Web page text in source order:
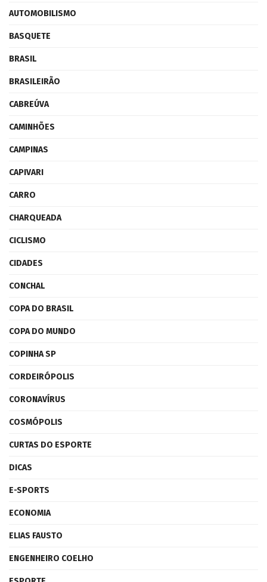
AUTOMOBILISMO
BASQUETE
BRASIL
BRASILEIRÃO
CABREÚVA
CAMINHÕES
CAMPINAS
CAPIVARI
CARRO
CHARQUEADA
CICLISMO
CIDADES
CONCHAL
COPA DO BRASIL
COPA DO MUNDO
COPINHA SP
CORDEIRÓPOLIS
CORONAVÍRUS
COSMÓPOLIS
CURTAS DO ESPORTE
DICAS
E-SPORTS
ECONOMIA
ELIAS FAUSTO
ENGENHEIRO COELHO